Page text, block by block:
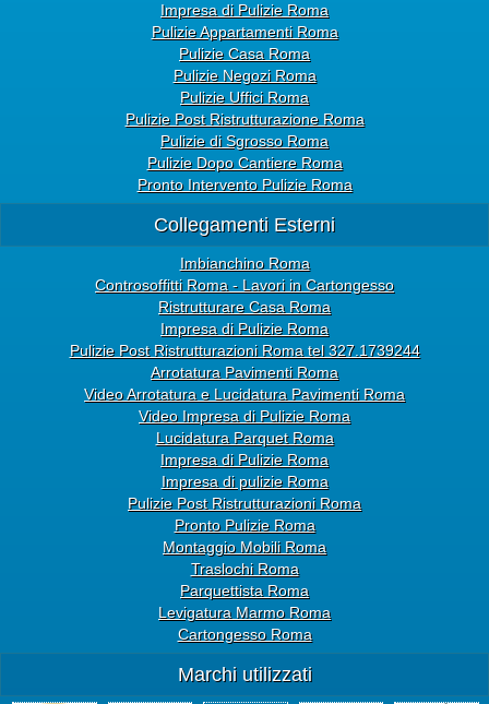
Impresa di Pulizie Roma
Pulizie Appartamenti Roma
Pulizie Casa Roma
Pulizie Negozi Roma
Pulizie Uffici Roma
Pulizie Post Ristrutturazione Roma
Pulizie di Sgrosso Roma
Pulizie Dopo Cantiere Roma
Pronto Intervento Pulizie Roma
Collegamenti Esterni
Imbianchino Roma
Controsoffitti Roma - Lavori in Cartongesso
Ristrutturare Casa Roma
Impresa di Pulizie Roma
Pulizie Post Ristrutturazioni Roma tel 327.1739244
Arrotatura Pavimenti Roma
Video Arrotatura e Lucidatura Pavimenti Roma
Video Impresa di Pulizie Roma
Lucidatura Parquet Roma
Impresa di Pulizie Roma
Impresa di pulizie Roma
Pulizie Post Ristrutturazioni Roma
Pronto Pulizie Roma
Montaggio Mobili Roma
Traslochi Roma
Parquettista Roma
Levigatura Marmo Roma
Cartongesso Roma
Marchi utilizzati